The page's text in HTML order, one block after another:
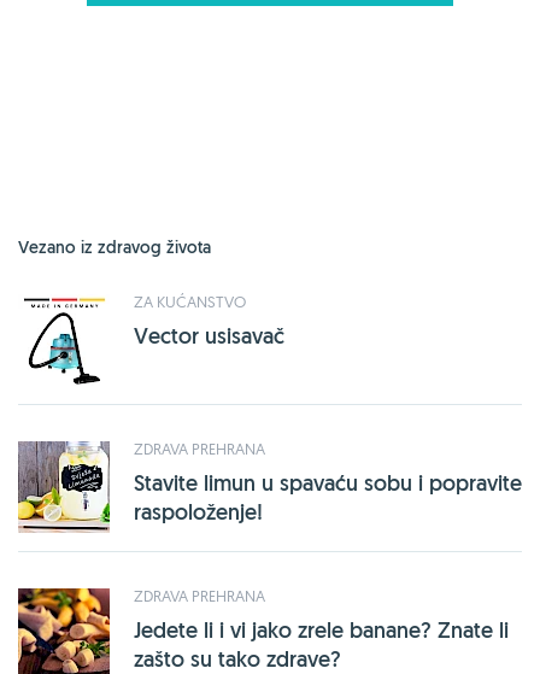
Vezano iz zdravog života
ZA KUĆANSTVO
Vector usisavač
ZDRAVA PREHRANA
Stavite limun u spavaću sobu i popravite
raspoloženje!
ZDRAVA PREHRANA
Jedete li i vi jako zrele banane? Znate li
zašto su tako zdrave?